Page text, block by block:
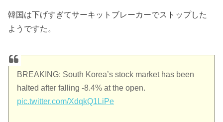
韓国は下げすぎてサーキットブレーカーでストップした
ようですた。
BREAKING: South Korea’s stock market has been
halted after falling -8.4% at the open.
pic.twitter.com/XdqkQ1LiPe